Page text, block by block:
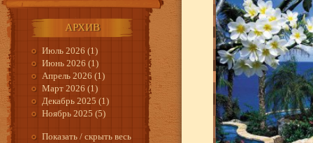
АРХИВ
Июль 2026 (1)
Июнь 2026 (1)
Апрель 2026 (1)
Март 2026 (1)
Декабрь 2025 (1)
Ноябрь 2025 (5)
Показать / скрыть весь